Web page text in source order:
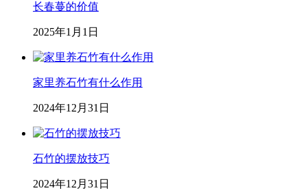
长春蔓的价值
2025年1月1日
家里养石竹有什么作用
2024年12月31日
石竹的摆放技巧
2024年12月31日